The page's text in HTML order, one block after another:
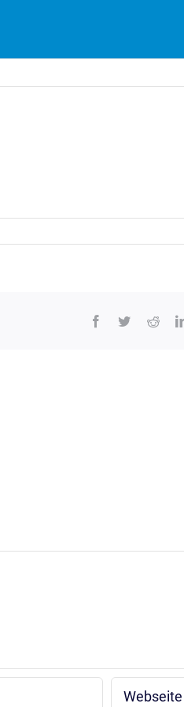
Facebook
Twitter